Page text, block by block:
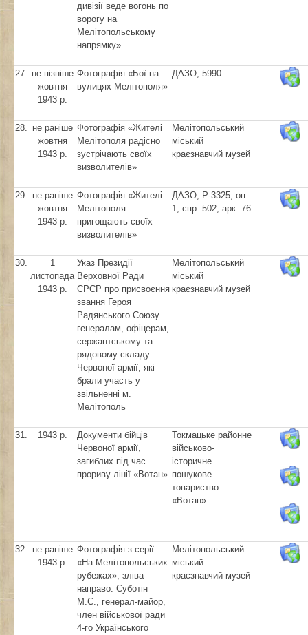
дивізії веде вогонь по
ворогу на
Мелітопольському
напрямку»
27. не пізніше
жовтня
1943 р.
Фотографія «Бої на
вулицях Мелітополя»
ДАЗО, 5990
28. не раніше
жовтня
1943 р.
Фотографія «Жителі
Мелітополя радісно
зустрічають своїх
визволителів»
Мелітопольський
міський
краєзнавчий музей
29. не раніше
жовтня
1943 р.
Фотографія «Жителі
Мелітополя
пригощають своїх
визволителів»
ДАЗО, Р-3325, оп.
1, спр. 502, арк. 76
30.
1
листопада
1943 р.
Указ Президії
Верховної Ради
СРСР про присвоєння
звання Героя
Радянського Союзу
генералам, офіцерам,
сержантському та
рядовому складу
Червоної армії, які
брали участь у
звільненні м.
Мелітополь
Мелітопольський
міський
краєзнавчий музей
31. 1943 р.
Документи бійців
Червоної армії,
загиблих під час
прориву лінії «Вотан»
Токмацьке районне
військово-
історичне
пошукове
товариство
«Вотан»
32. не раніше
1943 р.
Фотографія з серії
«На Мелітопольських
рубежах», зліва
направо: Суботін
М.Є., генерал-майор,
член військової ради
4-го Українського
Мелітопольський
міський
краєзнавчий музей